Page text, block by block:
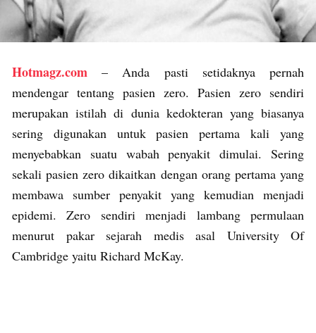
Hotmagz.com – Anda pasti setidaknya pernah
mendengar tentang pasien zero. Pasien zero sendiri
merupakan istilah di dunia kedokteran yang biasanya
sering digunakan untuk pasien pertama kali yang
menyebabkan suatu wabah penyakit dimulai. Sering
sekali pasien zero dikaitkan dengan orang pertama yang
membawa sumber penyakit yang kemudian menjadi
epidemi. Zero sendiri menjadi lambang permulaan
menurut pakar sejarah medis asal University Of
Cambridge yaitu Richard McKay.